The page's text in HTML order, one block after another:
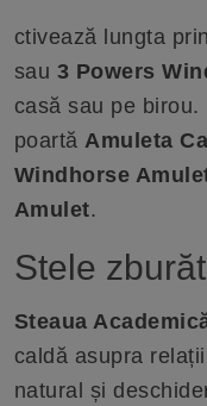
ctivează lungta
sau 3 Powers
casă sau pe
poartă Amuleta
Windhorse
Amulet.
Stele
Steaua
caldă asupra
natural și